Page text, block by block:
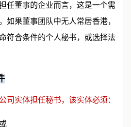
任董事的企业而言，这是一个需
如果董事团队中无人常居香港，
符合条件的个人秘书，或选择法
司实体担任秘书，该实体必须：